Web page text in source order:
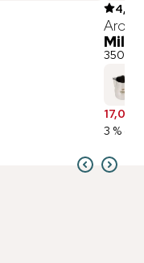
4,5
350 ml
17,00 €
3 %